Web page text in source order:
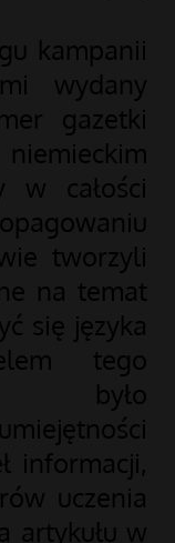
kampanii
wydany
gazetki
w całości
tworzyli
na temat
się języka
tego
było
informacji,
uczenia
artykułu w